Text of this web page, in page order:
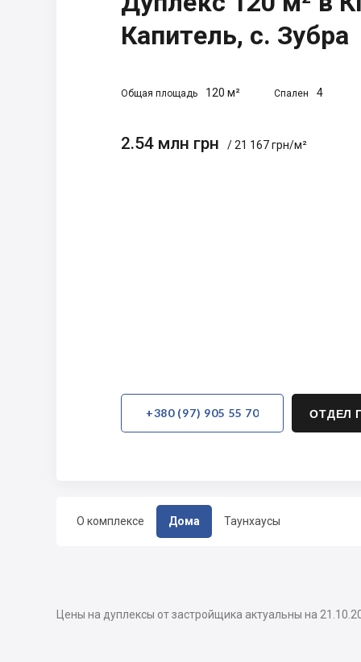
О комплексе Дома Таунхаусы
Капитель, с. Зубра
Общая площадь 120 м² Спален 4
2.54 млн грн / 21 167 грн/м²
+380 (97) 905 55 70 ОТДЕЛ
Цены на дуплексы от застройщика актуальны на